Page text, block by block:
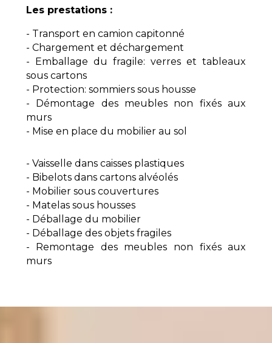
Les prestations :
- Transport en camion capitonné
- Chargement et déchargement
- Emballage du fragile: verres et tableaux
sous cartons
- Protection: sommiers sous housse
- Démontage des meubles non fixés aux
murs
- Mise en place du mobilier au sol
- Vaisselle dans caisses plastiques
- Bibelots dans cartons alvéolés
- Mobilier sous couvertures
- Matelas sous housses
- Déballage du mobilier
- Déballage des objets fragiles
- Remontage des meubles non fixés aux
murs